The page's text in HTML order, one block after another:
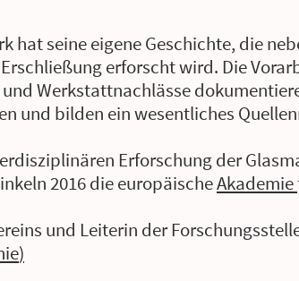
hat seine eigene Geschichte, die
erforscht wird. Die
Werkstattnachlässe
und bilden ein wesentliches
Erforschung der
2016 die europäischeAkademie
und Leiterin der
)